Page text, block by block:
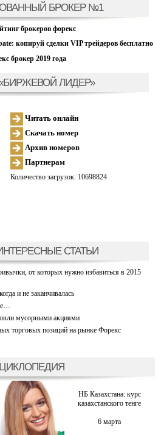
БРОКЕР №1
брокеров форекс
копируй сделки VIP трейдеров бесплатно
брокер 2019 года
ЛИДЕР»
Читать онлайн
Скачать номер
Архив номеров
Партнерам
Количество загрузок: 10698824
СТАТЬИ
от которых нужно избавиться в 2015
и не заканчивалась
мусорными акциями
торговых позиций на рынке Форекс
НБ Казахстана: курс
казахстанского тенге
6 марта